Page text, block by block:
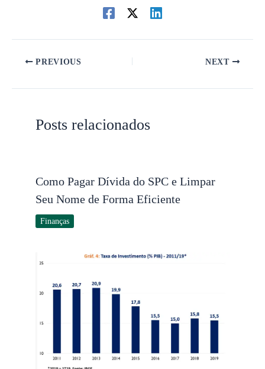
PREVIOUS NEXT
Posts relacionados
Como Pagar Dívida do SPC e Limpar
Seu Nome de Forma Eficiente
Finanças